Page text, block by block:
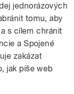
jednorázových
tomu, aby
s cílem chránit
a Spojené
zakázat
jak píše web